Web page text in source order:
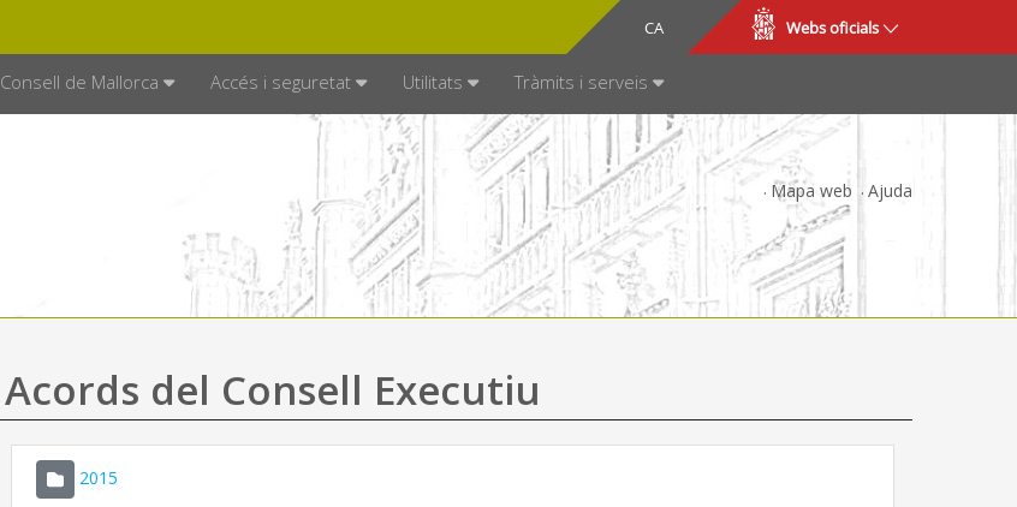
CA
ES Webs oficials
Consell de Mallorca Accés i seguretat Utilitats Tràmits i serveis
Mapa web Ajuda
Acords del Consell Executiu
2015